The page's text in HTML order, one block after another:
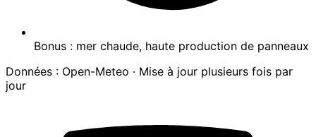
Bonus : mer chaude, haute production de panneaux
Données : Open-Meteo · Mise à jour plusieurs fois par
jour